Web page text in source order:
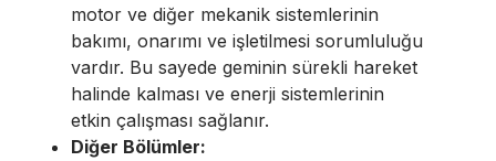
motor ve diğer mekanik sistemlerinin
bakımı, onarımı ve işletilmesi sorumluluğu
vardır. Bu sayede geminin sürekli hareket
halinde kalması ve enerji sistemlerinin
etkin çalışması sağlanır.
Diğer Bölümler: